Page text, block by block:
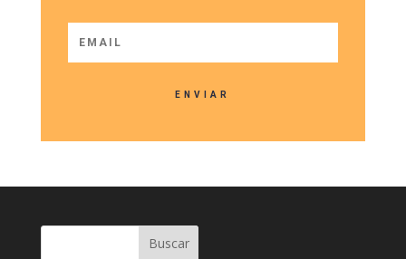
ENVIAR
Buscar